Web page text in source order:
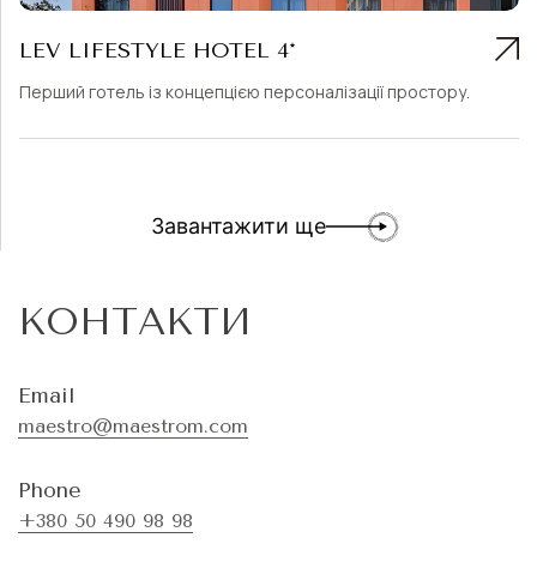
LEV LIFESTYLE HOTEL 4*
Перший готель із концепцією персоналізації простору.
Завантажити ще
КОНТАКТИ
Email
maestro@maestrom.com
Phone
+380 50 490 98 98